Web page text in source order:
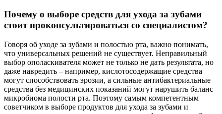
Почему о выборе средств для ухода за зубами
стоит проконсультироваться со специалистом?
Говоря об уходе за зубами и полостью рта, важно понимать,
что универсальных решений не существует. Неправильный
выбор ополаскивателя может не только не дать результата, но
даже навредить – например, кислотосодержащие средства
могут способствовать эрозии, а сильные антибактериальные
средства без медицинских показаний могут нарушить баланс
микробиома полости рта. Поэтому самым компетентным
советчиком в выборе продуктов для ухода за зубами и